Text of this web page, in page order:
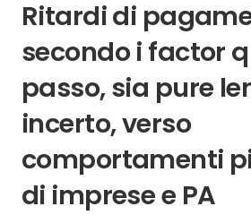
Ritardi di
secondo i factor
passo, sia pure
incerto, verso
comportamenti
di imprese e PA